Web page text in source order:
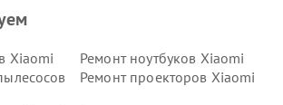
Xiaomi
Ремонт ноутбуков Xiaomi
Ремонт проекторов Xiaomi